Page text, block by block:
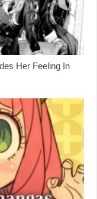
Her Feeling In